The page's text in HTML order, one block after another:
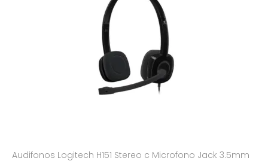
Audifonos Logitech H151 Stereo c Microfono Jack 3.5mm